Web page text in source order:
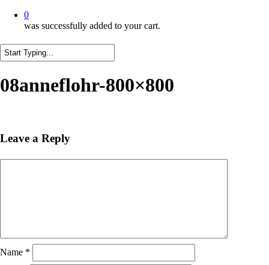
0
was successfully added to your cart.
Search
08anneflohr-800×800
Leave a Reply
Name *